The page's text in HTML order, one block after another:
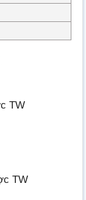
TW
TW